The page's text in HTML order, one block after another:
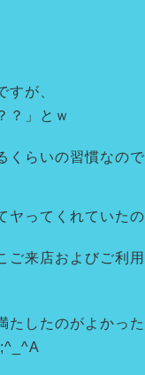
すが、
？」とｗ
くらいの習慣なの
ヤってくれていた
ご来店およびご利
たしたのがよかった